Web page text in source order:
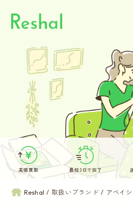
リシャールの
買取方法のご
取扱いブラン
よくあるご
お客さまの
高価買取 最短3日で完了
Reshal 取扱いブランド アベイ